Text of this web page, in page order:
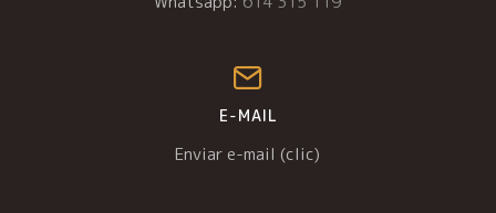
E-MAIL
Enviar e-mail (clic)